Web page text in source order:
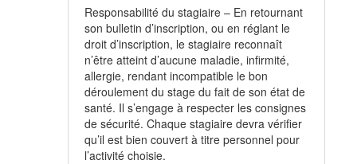
Responsabilité du stagiaire – En retournant
son bulletin d’inscription, ou en réglant le
droit d’inscription, le stagiaire reconnaît
n’être atteint d’aucune maladie, infirmité,
allergie, rendant incompatible le bon
déroulement du stage du fait de son état de
santé. Il s’engage à respecter les consignes
de sécurité. Chaque stagiaire devra vérifier
qu’il est bien couvert à titre personnel pour
l’activité choisie.